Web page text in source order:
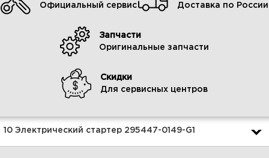
11 Комплект прокладок
двигателя, комплект
0149-G1
Официальный сервис
Доставка по России
Запчасти
Оригинальные запчасти
Скидки
Для сервисных центров
10 Электрический стартер 295447-0149-G1